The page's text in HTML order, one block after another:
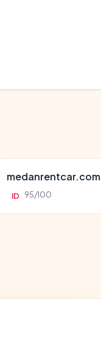
medanrentcar.com
ID 95/100